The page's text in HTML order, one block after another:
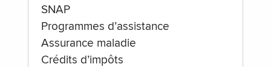
SNAP
Programmes d’assistance
Assurance maladie
Crédits d’impôts